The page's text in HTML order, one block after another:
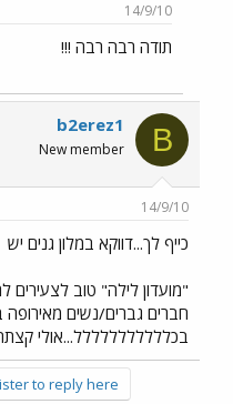
14/9/10
תודה רבה רבה !!!
B
b2erez1
New member
14/9/10
כייף לך...דווקא במלון גנים יש
"מועדון לילה" טוב לצעירים
חברים גברים/נשים
בכללללללללללל...אולי
to reply here.